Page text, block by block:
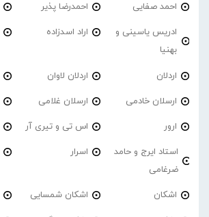
احمد صفایی احمدرضا پذیر
ادریس یاسینی و
بهنیا
اراد اسدزاده
اردلان اردلان لاوان
ارسلان خادمی ارسلان غلامی
ارور اس تی و تیری آر
استاد ایرج و حامد
ضرغامی
اسرار
اشکان اشکان شمسایی